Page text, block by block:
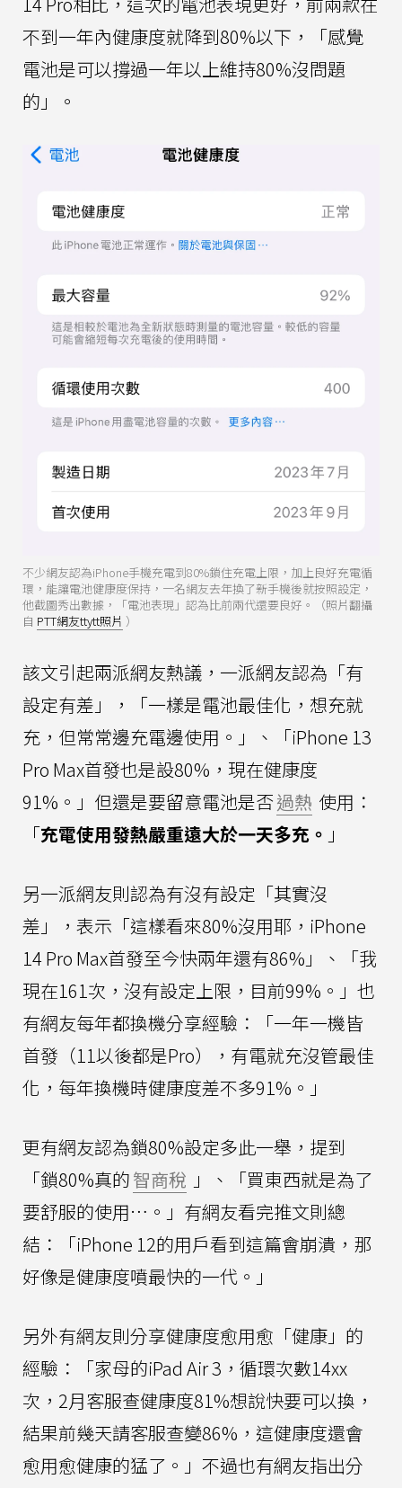
不到一年內健康度就降到80%以下，「感覺
電池是可以撐過一年以上維持80%沒問題
的」。
不少網友認為iPhone手機充電到80%鎖住充電上限，加上良好充電循
環，能讓電池健康度保持，一名網友去年換了新手機後就按照設定，
他截圖秀出數據，「電池表現」認為比前兩代還要良好。（照片翻攝
自 PTT網友ttytt照片 ）
該文引起兩派網友熱議，一派網友認為「有
設定有差」，「一樣是電池最佳化，想充就
充，但常常邊充電邊使用。」、「iPhone 13
Pro Max首發也是設80%，現在健康度
91%。」但還是要留意電池是否過熱 使用：
「充電使用發熱嚴重遠大於一天多充。 」
另一派網友則認為有沒有設定「其實沒
差」，表示「這樣看來80%沒用耶，iPhone
14 Pro Max首發至今快兩年還有86%」、「我
現在161次，沒有設定上限，目前99%。」也
有網友每年都換機分享經驗：「一年一機皆
首發（11以後都是Pro），有電就充沒管最佳
化，每年換機時健康度差不多91%。」
更有網友認為鎖80%設定多此一舉，提到
「鎖80%真的智商稅 」、「買東西就是為了
要舒服的使用…。」有網友看完推文則總
結：「iPhone 12的用戶看到這篇會崩潰，那
好像是健康度噴最快的一代。」
另外有網友則分享健康度愈用愈「健康」的
經驗：「家母的iPad Air 3，循環次數14xx
次，2月客服查健康度81%想說快要可以換，
結果前幾天請客服查變86%，這健康度還會
愈用愈健康的猛了。」不過也有網友指出分